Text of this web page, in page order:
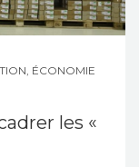
ÉCONOMIE
les «